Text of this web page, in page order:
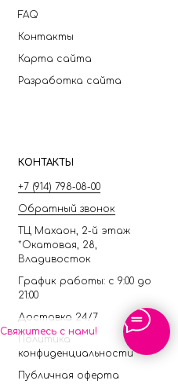
Свяжитесь с нами!
FAQ
Контакты
Карта сайта
Разработка сайта
КОНТАКТЫ
+7 (914) 798-08-00
Обратный звонок
ТЦ Махаон, 2-й этаж
*Окатовая, 28,
Владивосток
График работы: с 9:00 до
21:00
Доставка 24/7
Политика
конфиденциальности
Публичная оферта